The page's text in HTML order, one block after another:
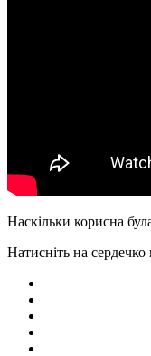
Наскільки корисна
Натисніть на